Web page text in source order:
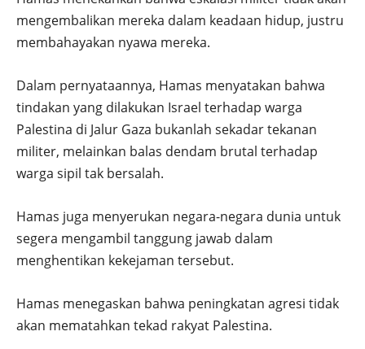
mengembalikan mereka dalam keadaan hidup, justru
membahayakan nyawa mereka.
Dalam pernyataannya, Hamas menyatakan bahwa
tindakan yang dilakukan Israel terhadap warga
Palestina di Jalur Gaza bukanlah sekadar tekanan
militer, melainkan balas dendam brutal terhadap
warga sipil tak bersalah.
Hamas juga menyerukan negara-negara dunia untuk
segera mengambil tanggung jawab dalam
menghentikan kekejaman tersebut.
Hamas menegaskan bahwa peningkatan agresi tidak
akan mematahkan tekad rakyat Palestina.